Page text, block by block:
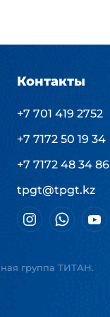
Контакты
+7 701 419 2752
+7 7172 50 19 34
+7 7172 48 34 86
tpgt@tpgt.kz
группа ТИТАН.